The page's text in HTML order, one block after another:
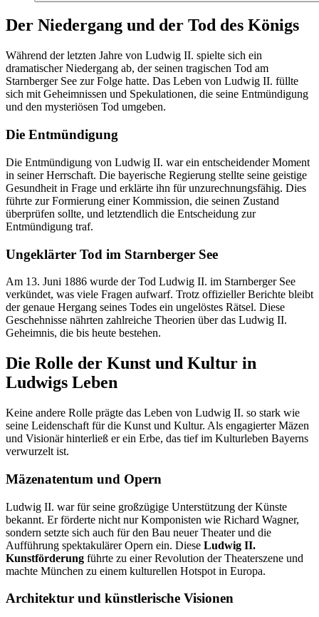
Der Niedergang und der Tod des Königs
Während der letzten Jahre von Ludwig II. spielte sich ein
dramatischer Niedergang ab, der seinen tragischen Tod am
Starnberger See zur Folge hatte. Das Leben von Ludwig II. füllte
sich mit Geheimnissen und Spekulationen, die seine Entmündigung
und den mysteriösen Tod umgeben.
Die Entmündigung
Die Entmündigung von Ludwig II. war ein entscheidender Moment
in seiner Herrschaft. Die bayerische Regierung stellte seine geistige
Gesundheit in Frage und erklärte ihn für unzurechnungsfähig. Dies
führte zur Formierung einer Kommission, die seinen Zustand
überprüfen sollte, und letztendlich die Entscheidung zur
Entmündigung traf.
Ungeklärter Tod im Starnberger See
Am 13. Juni 1886 wurde der Tod Ludwig II. im Starnberger See
verkündet, was viele Fragen aufwarf. Trotz offizieller Berichte bleibt
der genaue Hergang seines Todes ein ungelöstes Rätsel. Diese
Geschehnisse nährten zahlreiche Theorien über das Ludwig II.
Geheimnis, die bis heute bestehen.
Die Rolle der Kunst und Kultur in
Ludwigs Leben
Keine andere Rolle prägte das Leben von Ludwig II. so stark wie
seine Leidenschaft für die Kunst und Kultur. Als engagierter Mäzen
und Visionär hinterließ er ein Erbe, das tief im Kulturleben Bayerns
verwurzelt ist.
Mäzenatentum und Opern
Ludwig II. war für seine großzügige Unterstützung der Künste
bekannt. Er förderte nicht nur Komponisten wie Richard Wagner,
sondern setzte sich auch für den Bau neuer Theater und die
Aufführung spektakulärer Opern ein. Diese Ludwig II.
Kunstförderung führte zu einer Revolution der Theaterszene und
machte München zu einem kulturellen Hotspot in Europa.
Architektur und künstlerische Visionen